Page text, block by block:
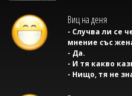
Виц на деня
- Случва ли се
мнение със
- Да.
- И тя какво
- Нищо, тя не